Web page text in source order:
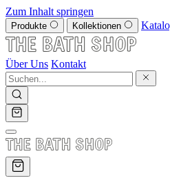
Zum Inhalt springen
Produkte Kollektionen
Über Uns Kontakt